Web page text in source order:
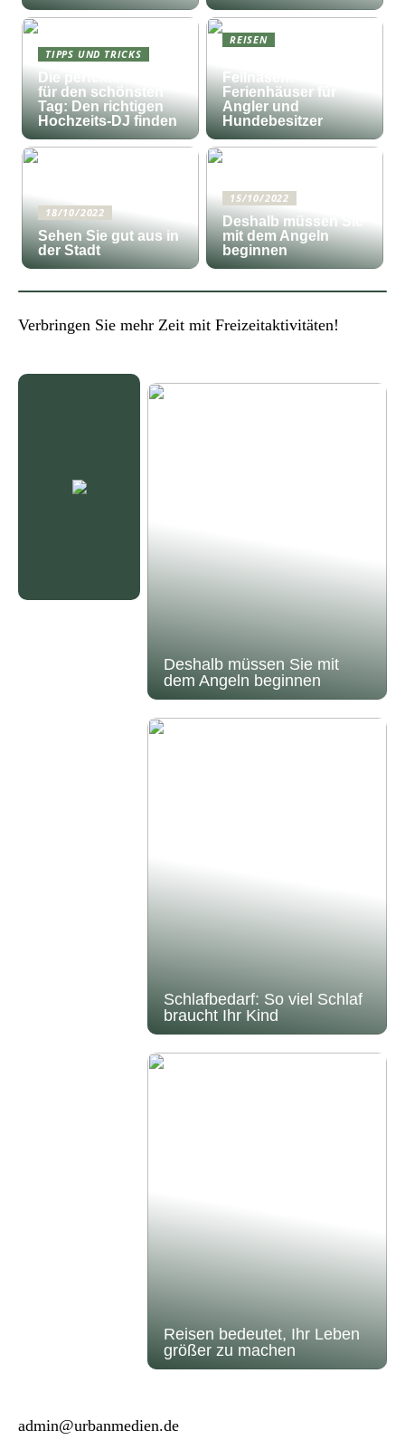
TIPPS UND TRICKS
Die perfekte Musik
für den schönsten
Tag: Den richtigen
Hochzeits-DJ finden
REISEN
Fellnasen:
Ferienhäuser für
Angler und
Hundebesitzer
18/10/2022
Sehen Sie gut aus in
der Stadt
15/10/2022
Deshalb müssen Sie
mit dem Angeln
beginnen
Verbringen Sie mehr Zeit mit Freizeitaktivitäten!
Deshalb müssen Sie mit
dem Angeln beginnen
Schlafbedarf: So viel Schlaf
braucht Ihr Kind
Reisen bedeutet, Ihr Leben
größer zu machen
admin@urbanmedien.de